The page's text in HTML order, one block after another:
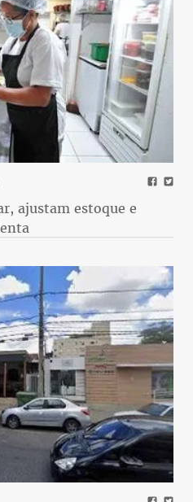
ajustam estoque e